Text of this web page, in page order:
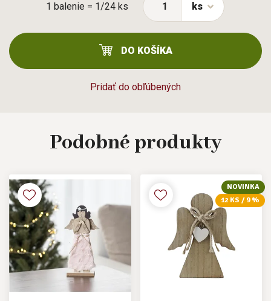
1 balenie = 1/24 ks
Pridať do obľúbených
ks
DO KOŠÍKA
Podobné produkty
NOVINKA
12 KS / 9 %